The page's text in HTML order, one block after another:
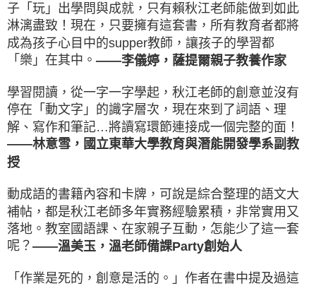
子「玩」出學問與成就，只有賴秋江老師能做到如此
淋漓盡致！現在，只要擁有這套書，所有教育者都將
成為孩子心目中的supper教師，讓孩子的學習都
「樂」在其中。 ——李儀婷，薩提爾親子教養作家
學習閱讀，從一字一字學起，秋江老師的創意並沒有
停在「動文字」的識字層次，現在來到了詞語、理
解、寫作和筆記…將讀寫環節連接成一個完整的面！
——林意雪，國立東華大學教育與潛能開發學系副教
授
動成語的書籍內容和卡牌，可說是綜合整理的語文大
補帖，都是秋江老師多年實務經驗累積，非常實用又
落地。教室國語課、在家親子互動，怎能少了這一套
呢？ ——溫美玉，溫老師備課Party創始人
「作業是死的，創意是活的。」作者在書中提及過這